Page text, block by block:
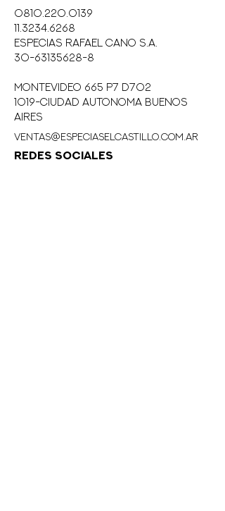
arroces y guisos.
0810.220.0139
11.3234.6268
eSPECIAS RAFAEL CANO S.A.
30-63135628-8
MONTEVIDEO 665 P7 D702
1019-CIUDAD AUTONOMA BUENOS
AIRES
ventas@especiaselcastillo.com.ar
REDES SOCIALES